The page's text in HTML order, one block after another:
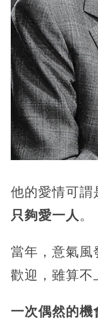
他的愛情可謂
只夠愛一人 。
當年，意氣風
歡迎，雖算不
一次偶然的機